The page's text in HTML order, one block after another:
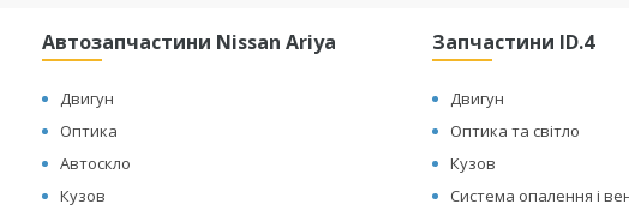
Автозапчастини Nissan Ariya
Двигун
Оптика
Автоскло
Кузов
Запчастини ID.4
Двигун
Оптика та світло
Кузов
Система опалення і